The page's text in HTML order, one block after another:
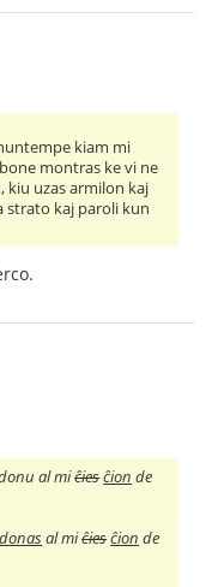
kiam mi
montras ke vi ne
kiu uzas armilon kaj
strato kaj paroli kun
al miĉiesĉion de
al miĉiesĉion de